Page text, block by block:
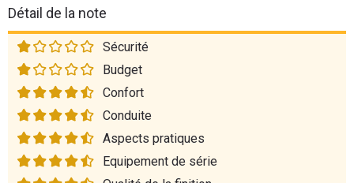
Détail de la note
Sécurité
Budget
Confort
Conduite
Aspects pratiques
Equipement de série